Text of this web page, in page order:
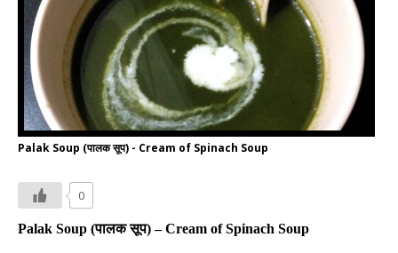
Palak Soup (पालक सूप) - Cream of Spinach Soup
0
Palak Soup (पालक सूप) – Cream of Spinach Soup